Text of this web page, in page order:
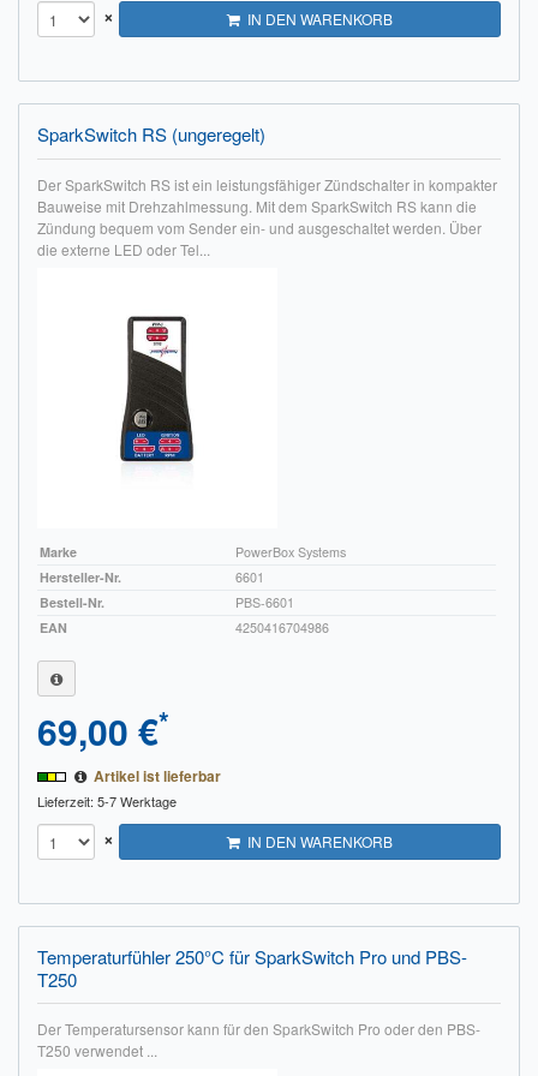
Impressum
FAQ
ÜBER UNS
Was wir bieten
Unsere Philosophie
MEIN KONTO
WARENKORB
× IN DEN WARENKORB
SparkSwitch RS (ungeregelt)
Der SparkSwitch RS ist ein leistungsfähiger Zündschalter in kompakter
Bauweise mit Drehzahlmessung. Mit dem SparkSwitch RS kann die
Zündung bequem vom Sender ein- und ausgeschaltet werden. Über
die externe LED oder Tel...
Marke
PowerBox Systems
Hersteller-Nr.
6601
Bestell-Nr.
PBS-6601
EAN
4250416704986
69,00 €*
Artikel ist lieferbar
Lieferzeit: 5-7 Werktage
× IN DEN WARENKORB
Temperaturfühler 250°C für SparkSwitch Pro und PBS-
T250
Der Temperatursensor kann für den SparkSwitch Pro oder den PBS-
T250 verwendet ...